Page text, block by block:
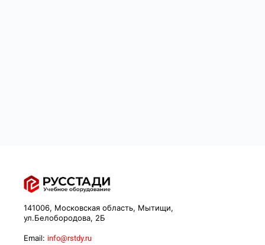
141006, Московская область, Мытищи,
ул.Белобородова, 2Б
Email: info@rstdy.ru